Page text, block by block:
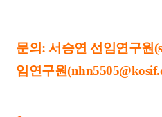
문의: 서승연 선임연구원
임연구원